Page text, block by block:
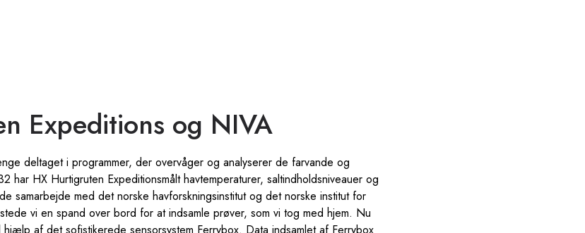
Expeditions og NIVA
deltaget i programmer, der overvåger og analyserer de farvande og
har HX Hurtigruten Expeditionsmålt havtemperaturer, saltindholdsniveauer og
samarbejde med det norske havforskningsinstitut og det norske institut for
vi en spand over bord for at indsamle prøver, som vi tog med hjem. Nu